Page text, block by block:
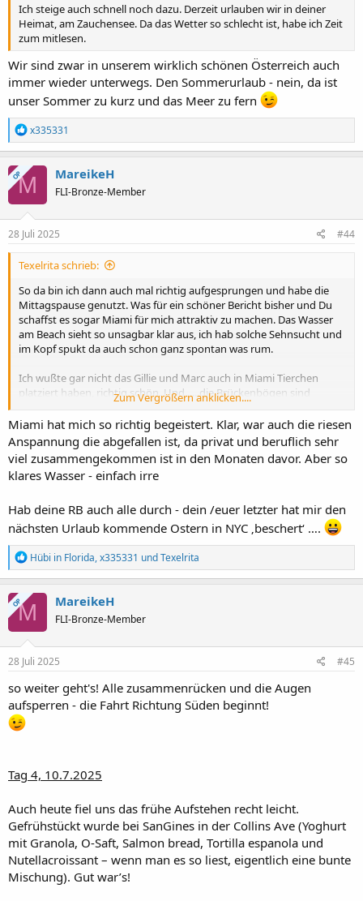
Ich steige auch schnell noch dazu. Derzeit urlauben wir in deiner
Heimat, am Zauchensee. Da das Wetter so schlecht ist, habe ich Zeit
zum mitlesen.
Wir sind zwar in unserem wirklich schönen Österreich auch
immer wieder unterwegs. Den Sommerurlaub - nein, da ist
unser Sommer zu kurz und das Meer zu fern
R
e
a
k
t
i
o
n
e
x335331
OPM MareikeH
FLI-Bronze-Member
28 Juli 2025 #44
Texelrita schrieb:
So da bin ich dann auch mal richtig aufgesprungen und habe die
Mittagspause genutzt. Was für ein schöner Bericht bisher und Du
schaffst es sogar Miami für mich attraktiv zu machen. Das Wasser
am Beach sieht so unsagbar klar aus, ich hab solche Sehnsucht und
im Kopf spukt da auch schon ganz spontan was rum.
Ich wußte gar nicht das Gillie und Marc auch in Miami Tierchen
platziert haben, richtig schön. Und......die Brückenbögen sind
installiert, bei uns lagen die da rum und wir haben gerätselt, was
das wohl wird.
Zum Vergrößern anklicken....
Miami hat mich so richtig begeistert. Klar, war auch die riesen
Anspannung die abgefallen ist, da privat und beruflich sehr
viel zusammengekommen ist in den Monaten davor. Aber so
klares Wasser - einfach irre
Hab deine RB auch alle durch - dein /euer letzter hat mir den
nächsten Urlaub kommende Ostern in NYC ‚beschert‘ ….
R
e
a
k
t
i
o
n
e
:
Hübi in Florida,x335331 undTexelrita
OPM MareikeH
FLI-Bronze-Member
28 Juli 2025 #45
so weiter geht's! Alle zusammenrücken und die Augen
aufsperren - die Fahrt Richtung Süden beginnt!
Tag 4, 10.7.2025
Auch heute fiel uns das frühe Aufstehen recht leicht.
Gefrühstückt wurde bei SanGines in der Collins Ave (Yoghurt
mit Granola, O-Saft, Salmon bread, Tortilla espanola und
Nutellacroissant – wenn man es so liest, eigentlich eine bunte
Mischung). Gut war’s!